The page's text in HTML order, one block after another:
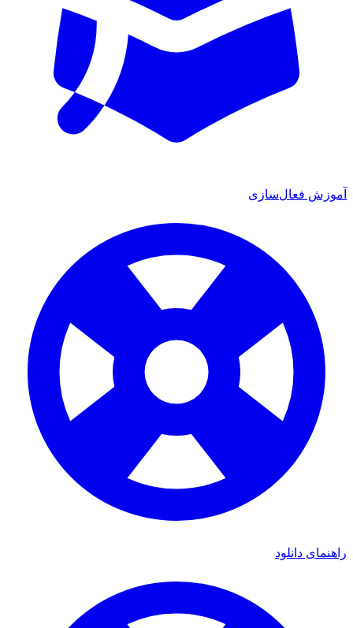
آموزش فعال‌سازی
راهنمای دانلود